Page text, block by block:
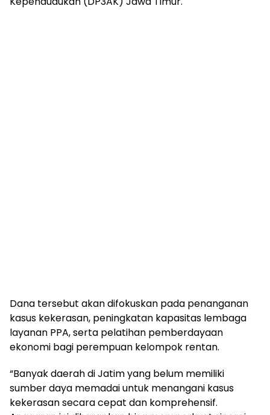
Dana tersebut akan difokuskan pada penanganan
kasus kekerasan, peningkatan kapasitas lembaga
layanan PPA, serta pelatihan pemberdayaan
ekonomi bagi perempuan kelompok rentan.
“Banyak daerah di Jatim yang belum memiliki
sumber daya memadai untuk menangani kasus
kekerasan secara cepat dan komprehensif.